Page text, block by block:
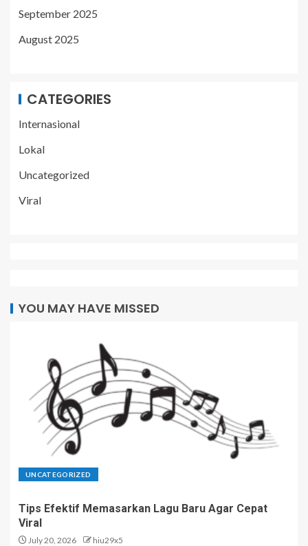
September 2025
August 2025
CATEGORIES
Internasional
Lokal
Uncategorized
Viral
YOU MAY HAVE MISSED
UNCATEGORIZED
Tips Efektif Memasarkan Lagu Baru Agar Cepat
Viral
July 20, 2026 hiu29x5